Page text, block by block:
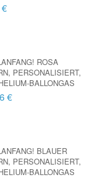
ROSA
PERSONALISIERT,
BALLONGAS
€
BLAUER
PERSONALISIERT,
BALLONGAS